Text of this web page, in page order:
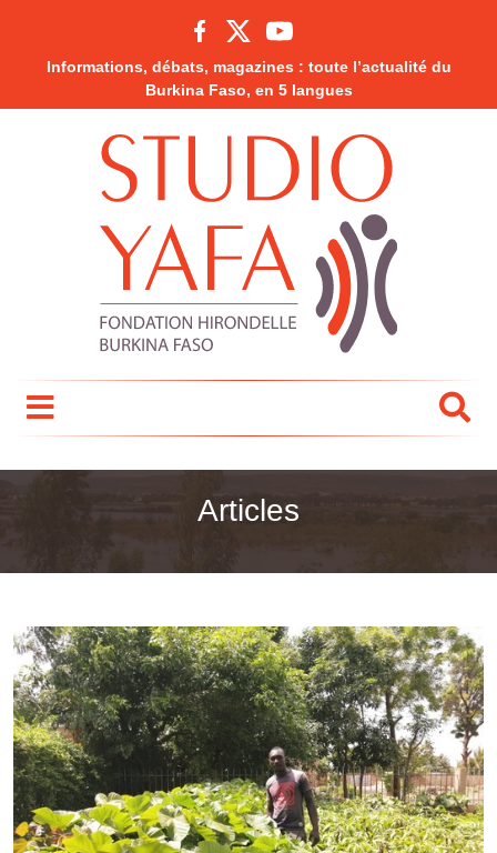
Informations, débats, magazines : toute l’actualité du
Burkina Faso, en 5 langues
Articles